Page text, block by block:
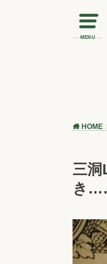
MENU
HOME
三洞
き